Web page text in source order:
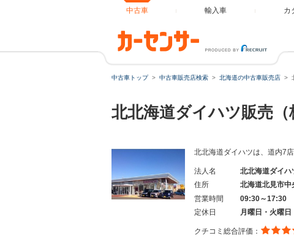
中古車 輸入車 カ
中古車トップ 中古車販売店検索 北海道の中古車販売店
北北海道ダイハツ販売
北北海道ダイハツは、道内7
法人名
北北海道ダイハ
住所
北海道北見市中
営業時間
09:30～17:30
定休日
月曜日・火曜日
クチコミ総合評価：